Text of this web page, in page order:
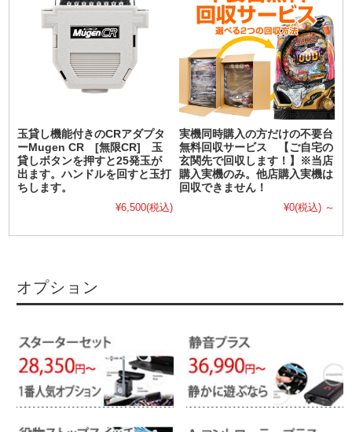
玉貸し機能付きのCRアダプタ
ーMugen CR [無限CR] 玉
貸しボタンを押すと25発玉が
出ます。ハンドルを回すと玉打
ちします。
¥6,500(税込)
実機同時購入の方だけの不要台
無料回収サービス 【ご自宅の
玄関先で回収します！】※当店
購入実機のみ。他店購入実機は
回収できません！
¥0(税込) ～
オプション